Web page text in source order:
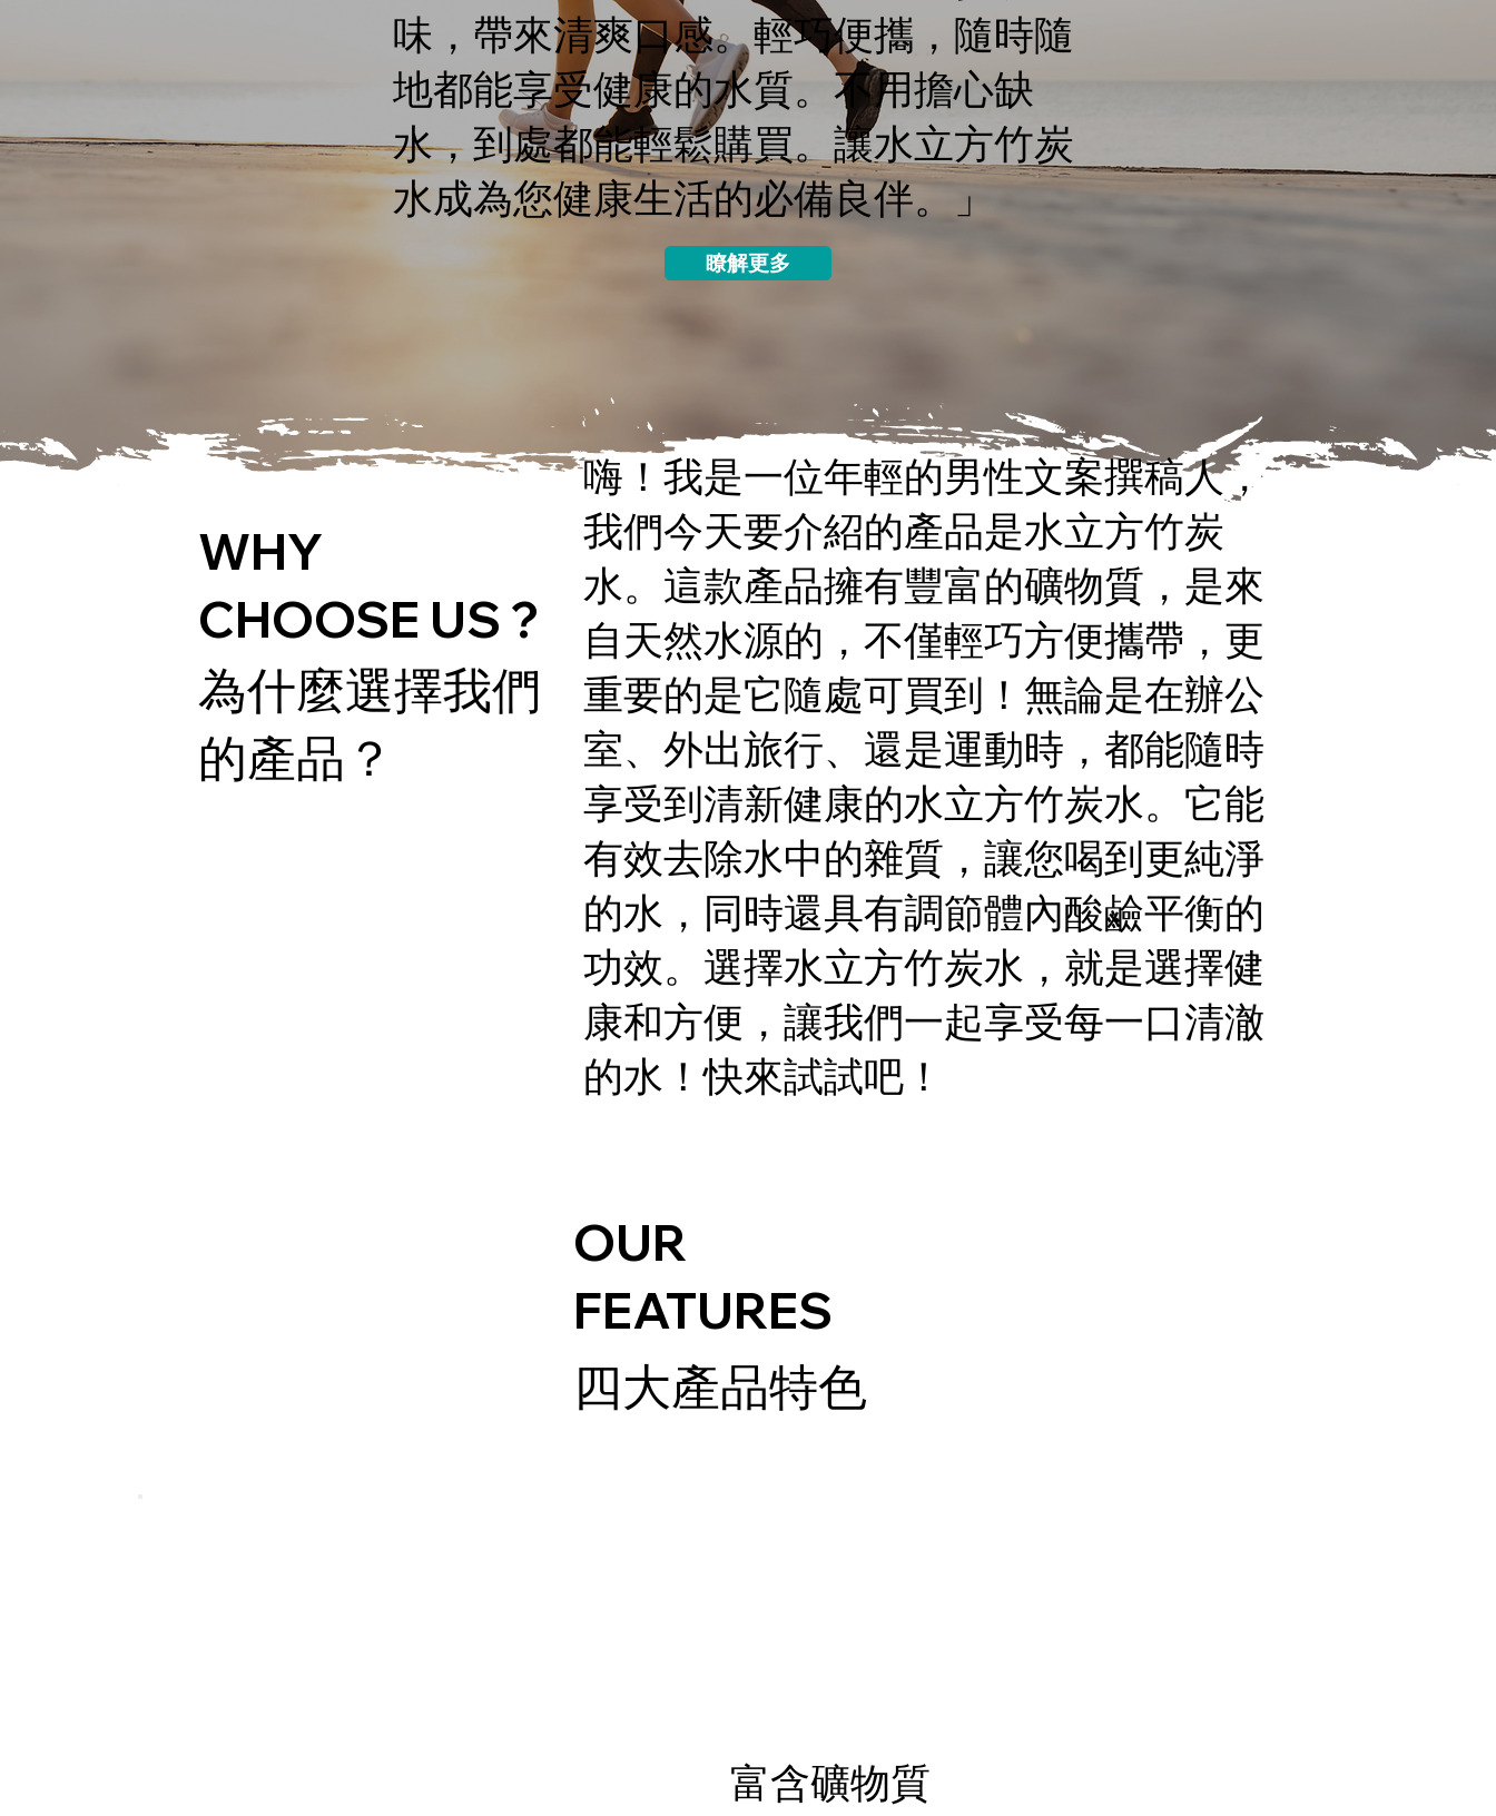
味，帶來清爽口感。輕巧便攜，隨時隨
地都能享受健康的水質。不用擔心缺
水，到處都能輕鬆購買。讓水立方竹炭
水成為您健康生活的必備良伴。」
瞭解更多
WHY
CHOOSE US ?
為什麼選擇我們
的產品？
嗨！我是一位年輕的男性文案撰稿人，
我們今天要介紹的產品是水立方竹炭
水。這款產品擁有豐富的礦物質，是來
自天然水源的，不僅輕巧方便攜帶，更
重要的是它隨處可買到！無論是在辦公
室、外出旅行、還是運動時，都能隨時
享受到清新健康的水立方竹炭水。它能
有效去除水中的雜質，讓您喝到更純淨
的水，同時還具有調節體內酸鹼平衡的
功效。選擇水立方竹炭水，就是選擇健
康和方便，讓我們一起享受每一口清澈
的水！快來試試吧！
OUR
FEATURES
四大產品特色
富含礦物質